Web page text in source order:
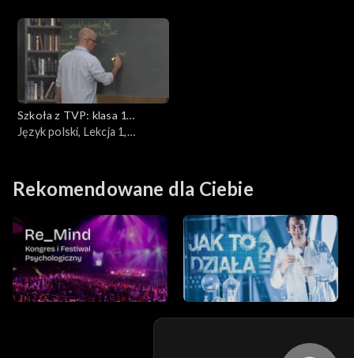
Szkoła z TVP: klasa 1
ponadpodstawowa
Język polski, Lekcja 1,
Rekomendowane dla Ciebie